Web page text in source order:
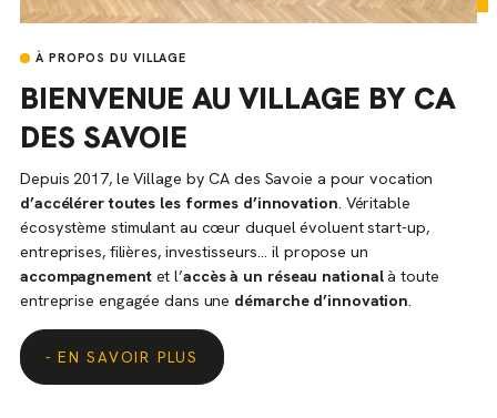
À PROPOS DU VILLAGE
BIENVENUE AU VILLAGE BY CA
DES SAVOIE
Depuis 2017, le Village by CA des Savoie a pour vocation
d’accélérer toutes les formes d’innovation. Véritable
écosystème stimulant au cœur duquel évoluent start-up,
entreprises, filières, investisseurs… il propose un
accompagnementet l’accès à un réseau nationalà toute
entreprise engagée dans une démarche d’innovation.
EN SAVOIR PLUS